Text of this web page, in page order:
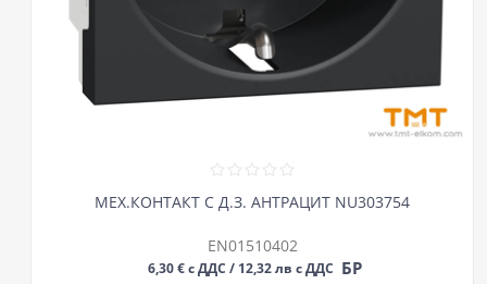
МЕХ.КОНТАКТ С Д.З. АНТРАЦИТ NU303754
EN01510402
6,30 € с ДДС / 12,32 лв с ДДС БР